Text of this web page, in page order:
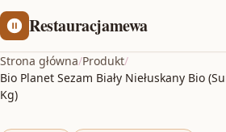
Restauracjamewa
Strona główna/Produkt/
Bio Planet Sezam Biały Niełuskany Bio
Kg)